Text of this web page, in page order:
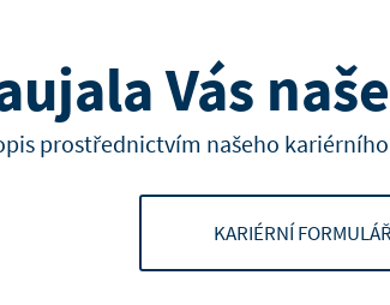
Vás
prostřednictvím našeho
KARIÉRNÍ FORMULÁŘ